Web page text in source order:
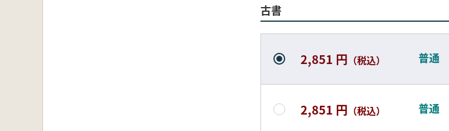
古書
2,851 円 （税込） 普通
2,851 円 （税込） 普通